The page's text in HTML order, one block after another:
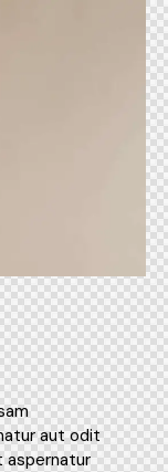
aut odit
aspernatur